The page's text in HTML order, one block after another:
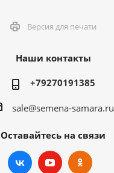
Версия для печати
Наши контакты
+79270191385
sale@semena-samara.ru
Оставайтесь на связи